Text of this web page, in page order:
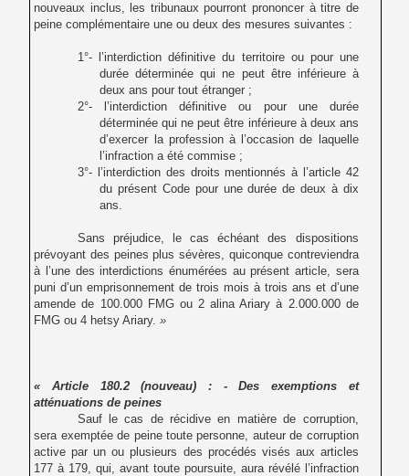
nouveaux inclus, les tribunaux pourront prononcer à titre de
peine complémentaire une ou deux des mesures suivantes :
1°- l’interdiction définitive du territoire ou pour une
durée déterminée qui ne peut être inférieure à
deux ans pour tout étranger ;
2°- l’interdiction définitive ou pour une durée
déterminée qui ne peut être inférieure à deux ans
d’exercer la profession à l’occasion de laquelle
l’infraction a été commise ;
3°- l’interdiction des droits mentionnés à l’article 42
du présent Code pour une durée de deux à dix
ans.
Sans préjudice, le cas échéant des dispositions
prévoyant des peines plus sévères, quiconque contreviendra
à l’une des interdictions énumérées au présent article, sera
puni d’un emprisonnement de trois mois à trois ans et d’une
amende de 100.000 FMG ou 2 alina Ariary à 2.000.000 de
FMG ou 4 hetsy Ariary. »
« Article 180.2 (nouveau) : - Des exemptions et
atténuations de peines
Sauf le cas de récidive en matière de corruption,
sera exemptée de peine toute personne, auteur de corruption
active par un ou plusieurs des procédés visés aux articles
177 à 179, qui, avant toute poursuite, aura révélé l’infraction